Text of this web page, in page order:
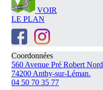
VOIR
LE PLAN
Coordonnées
560 Avenue Pré Robert Nord
74200 Anthy-sur-Léman.
04 50 70 35 77